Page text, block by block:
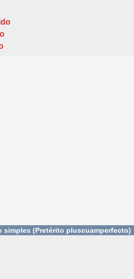
simples (Pretérito pluscuamperfecto)